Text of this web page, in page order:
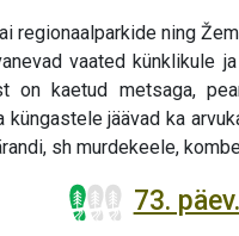
regionaalparkide ning
vaated
on kaetud metsaga,
jäävad ka
sh murdekeele,
73.